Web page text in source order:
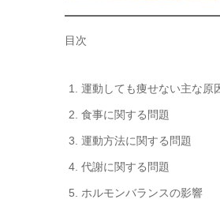
目次
運動しても痩せない主な原
食事に関する問題
運動方法に関する問題
代謝に関する問題
ホルモンバランスの影響